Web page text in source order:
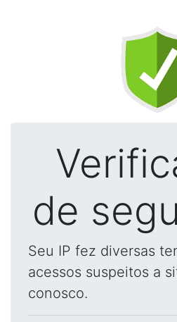
de
Seu IP fez diversas
acessos suspeitos a
conosco.